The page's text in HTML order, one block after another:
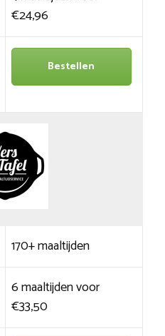
€24,96
Bestellen
170+ maaltijden
6 maaltijden voor
€33,50